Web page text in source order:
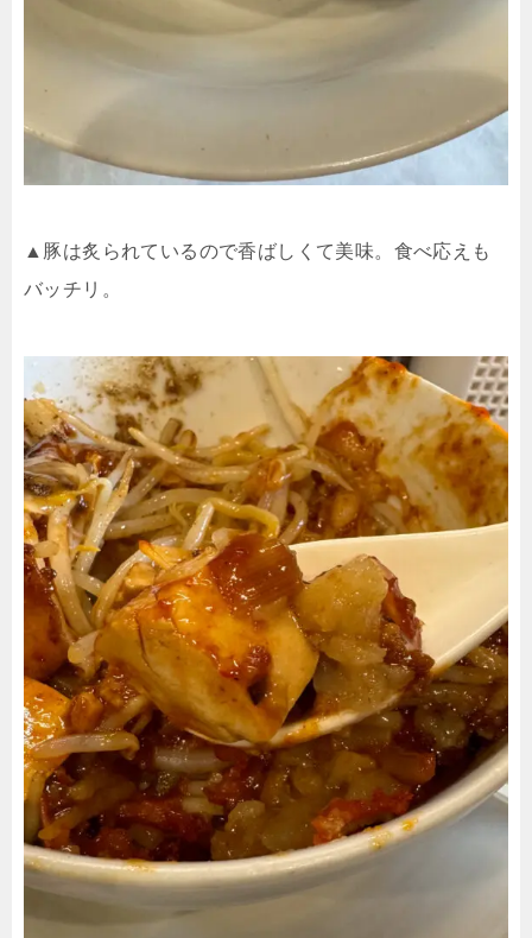
▲豚は炙られているので香ばしくて美味。食べ応えも
バッチリ。